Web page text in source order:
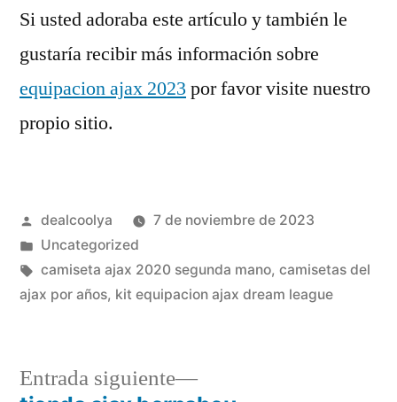
Si usted adoraba este artículo y también le
gustaría recibir más información sobre
equipacion ajax 2023 por favor visite nuestro
propio sitio.
Publicado
por
dealcoolya
7 de noviembre de 2023
Publicado
en
Uncategorized
Etiquetas:
camiseta ajax 2020 segunda mano, camisetas del
ajax por años, kit equipacion ajax dream league
Entrada siguiente
Entrada